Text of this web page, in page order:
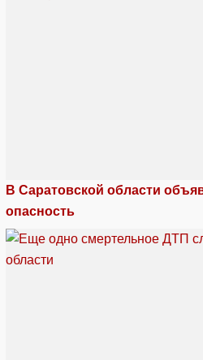
В Саратовской области
опасность